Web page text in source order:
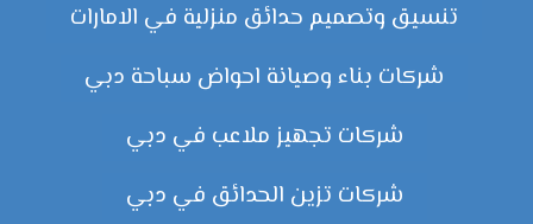
تنسيق وتصميم حدائق منزلية في الامارات
شركات بناء وصيانة احواض سباحة دبي
شركات تجهيز ملاعب في دبي
شركات تزين الحدائق في دبي